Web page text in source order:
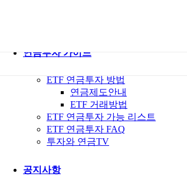
연금투자 가이드
ETF 연금투자 방법
연금제도안내
ETF 거래방법
ETF 연금투자 가능 리스트
ETF 연금투자 FAQ
투자와 연금TV
공지사항